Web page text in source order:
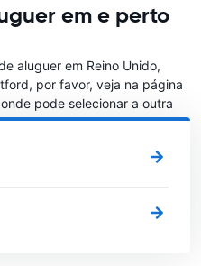
em e perto
aluguer em Reino Unido,
por favor, veja na página
pode selecionar a outra
de alugar um carro